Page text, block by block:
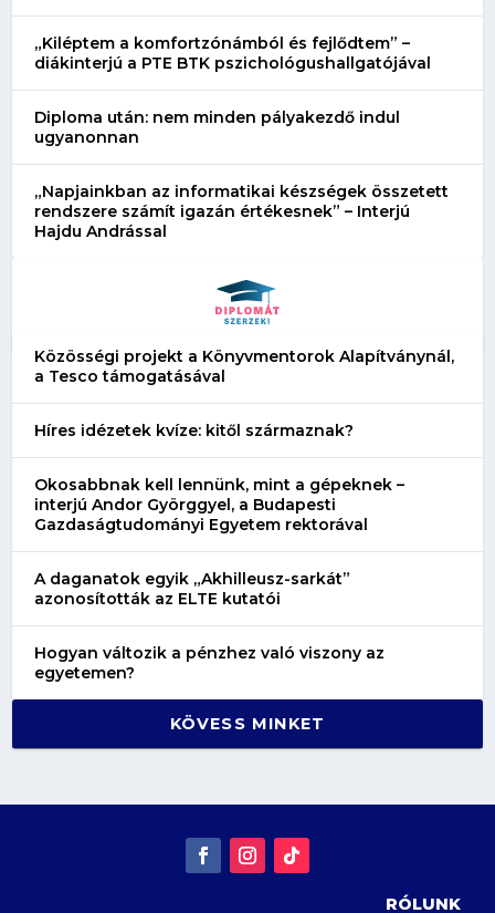
„Kiléptem a komfortzónámból és fejlődtem” –
diákinterjú a PTE BTK pszichológushallgatójával
Diploma után: nem minden pályakezdő indul
ugyanonnan
„Napjainkban az informatikai készségek összetett
rendszere számít igazán értékesnek” – Interjú
Hajdu Andrással
Közösségi projekt a Könyvmentorok Alapítványnál,
a Tesco támogatásával
Híres idézetek kvíze: kitől származnak?
Okosabbnak kell lennünk, mint a gépeknek –
interjú Andor Györggyel, a Budapesti
Gazdaságtudományi Egyetem rektorával
A daganatok egyik „Akhilleusz-sarkát”
azonosították az ELTE kutatói
Hogyan változik a pénzhez való viszony az
egyetemen?
KÖVESS MINKET
RÓLUNK